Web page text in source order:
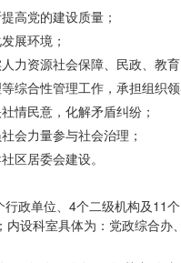
高党的建设质量；
展环境；
力资源社会保障、民政、教
综合性管理工作，承担组织
情民意，化解矛盾纠纷；
会力量参与社会治理；
区居委会建设。
行政单位、 4个二级机构及11
设科室具体为： 党政综合办